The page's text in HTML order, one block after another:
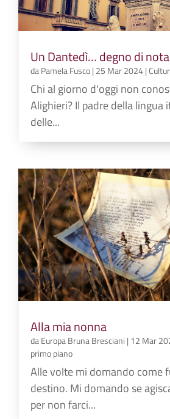
Un Dantedì… degno di
daPamela Fusco| 25 Mar 2024|
Chi al giorno d'oggi non
Alighieri? Il padre della lingua
delle...
Alla mia nonna
daEuropa Bruna Bresciani | 12 Mar
primo piano
Alle volte mi domando come
destino. Mi domando se
per non farci...